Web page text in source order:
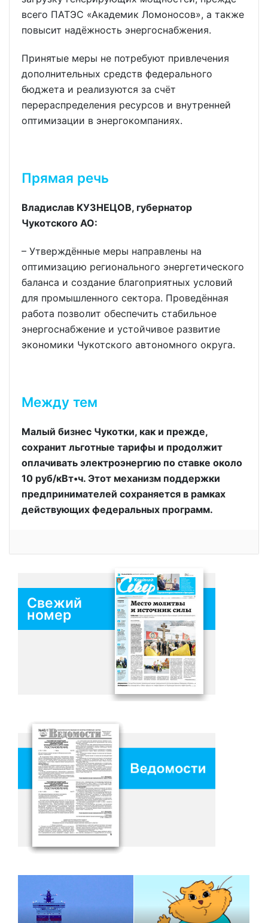
всего ПАТЭС «Академик Ломоносов», а также
повысит надёжность энергоснабжения.
Принятые меры не потребуют привлечения
дополнительных средств федерального
бюджета и реализуются за счёт
перераспределения ресурсов и внутренней
оптимизации в энергокомпаниях.
Прямая речь
Владислав КУЗНЕЦОВ, губернатор
Чукотского АО:
– Утверждённые меры направлены на
оптимизацию регионального энергетического
баланса и создание благоприятных условий
для промышленного сектора. Проведённая
работа позволит обеспечить стабильное
энергоснабжение и устойчивое развитие
экономики Чукотского автономного округа.
Между тем
Малый бизнес Чукотки, как и прежде,
сохранит льготные тарифы и продолжит
оплачивать электроэнергию по ставке около
10 руб/кВт•ч. Этот механизм поддержки
предпринимателей сохраняется в рамках
действующих федеральных программ.
Свежий
номер